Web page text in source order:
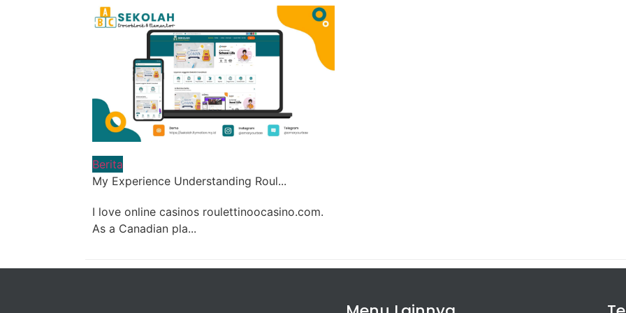
Berita
My Experience Understanding Roul...
I love online casinos roulettinoocasino.com.
As a Canadian pla...